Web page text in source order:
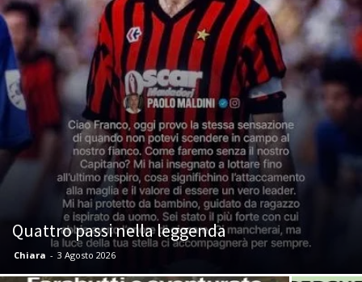
Quattro passi nella leggenda
Chiara - 3 Agosto 2026